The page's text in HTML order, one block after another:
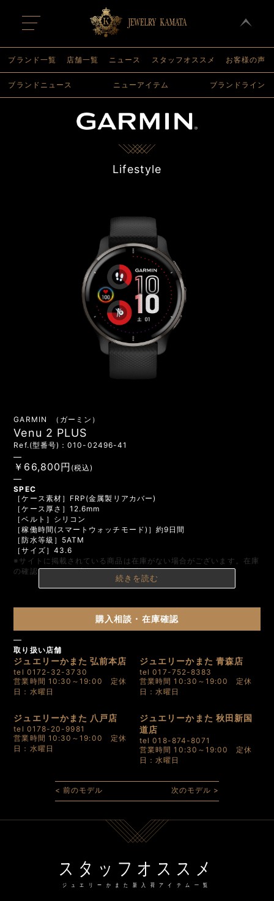
t
o
g
l
n
a
ブランド一覧 店舗一覧 ニュース スタッフオススメ お客様の声
ブランドニュース ニューアイテム ブランドライン
Lifestyle
GARMIN （ガーミン）
Venu 2 PLUS
Ref.(型番号)：010-02496-41
￥66,800円 (税込)
SPEC
続きを読む
［ケース素材］FRP(金属製リアカバー)
［ケース厚さ］12.6mm
［ベルト］シリコン
［稼働時間(スマートウォッチモード)］約9日間
［防水等級］5ATM
［サイズ］43.6
※サイトに掲載されている商品は在庫がない場合がございます。在庫
の確認については店舗までお問い合わせください。
購入相談・在庫確認
取り扱い店舗
ジュエリーかまた 弘前本店
tel 0172-32-3730
営業時間 10:30～19:00 定休
日：水曜日
ジュエリーかまた 青森店
tel 017-752-8383
営業時間 10:30～19:00 定休
日：水曜日
ジュエリーかまた 八戸店
tel 0178-20-9981
営業時間 10:30～19:00 定休
日：水曜日
ジュエリーかまた 秋田新国
道店
tel 018-874-8071
営業時間 10:30～19:00 定休
日：水曜日
< 前のモデル 次のモデル >
スタッフオススメ
ジュエリーかまた新入荷アイテム一覧